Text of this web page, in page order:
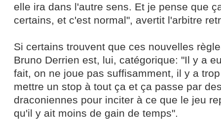
elle ira dans l'autre sens. Et je pense que
certains, et c'est normal", avertit l'arbitre
Si certains trouvent que ces nouvelles
Bruno Derrien est, lui, catégorique: "Il y a
fait, on ne joue pas suffisamment, il y a
mettre un stop à tout ça et ça passe par
draconiennes pour inciter à ce que le jeu
qu'il y ait moins de gain de temps".